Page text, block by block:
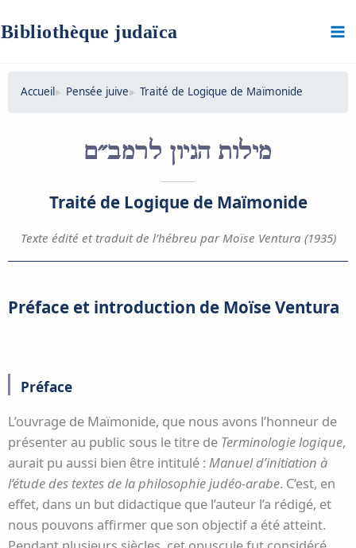
au
Bibliothèque judaïca
Accueil Pensée juive Traité de Logique de Maïmonide
מילות הגיון לרמב״ם
Traité de Logique de Maïmonide
Texte édité et traduit de l’hébreu par Moïse Ventura (1935)
Préface et introduction de Moïse Ventura
Préface
L’ouvrage de Maïmonide, que nous avons l’honneur de
présenter au public sous le titre de Terminologie logique,
aurait pu aussi bien être intitulé : Manuel d’initiation à
l’étude des textes de la philosophie judéo-arabe. C’est, en
effet, dans un but didactique que l’auteur l’a rédigé, et
nous pouvons affirmer que son objectif a été atteint.